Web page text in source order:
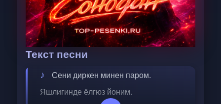
Текст песни
Сени диркен минен паром.
Яшлигинде ёлгюз йоним.